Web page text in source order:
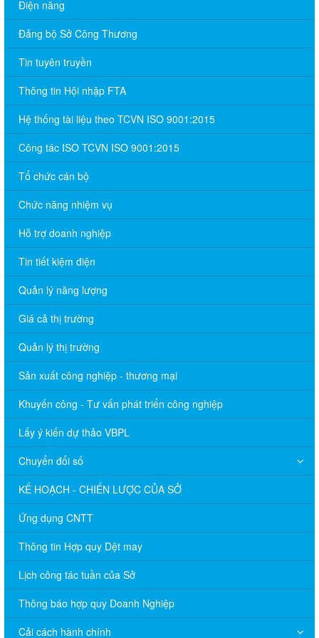
Điện năng
Đảng bộ Sở Công Thương
Tin tuyên truyền
Thông tin Hội nhập FTA
Hệ thống tài liệu theo TCVN ISO 9001:2015
Công tác ISO TCVN ISO 9001:2015
Tổ chức cán bộ
Chức năng nhiệm vụ
Hỗ trợ doanh nghiệp
Tin tiết kiệm điện
Quản lý năng lượng
Giá cả thị trường
Quản lý thị trường
Sản xuất công nghiệp - thương mại
Khuyến công - Tư vấn phát triển công nghiệp
Lấy ý kiến dự thảo VBPL
Chuyển đổi số
KẾ HOẠCH - CHIẾN LƯỢC CỦA SỞ
Ứng dụng CNTT
Thông tin Hợp quy Dệt may
Lịch công tác tuần của Sở
Thông báo hợp quy Doanh Nghiệp
Cải cách hành chính